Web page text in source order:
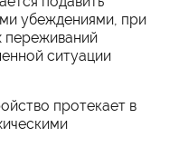
убеждениями, при
переживаний
ситуации
протекает в